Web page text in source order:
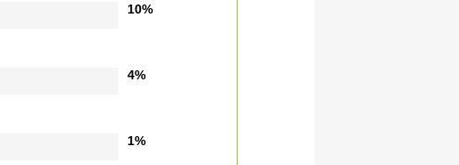
10%
4%
1%